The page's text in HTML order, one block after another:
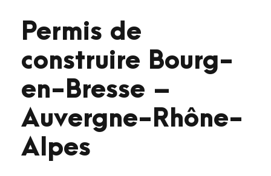
Permis de
construire Bourg-
en-Bresse –
Auvergne-Rhône-
Alpes